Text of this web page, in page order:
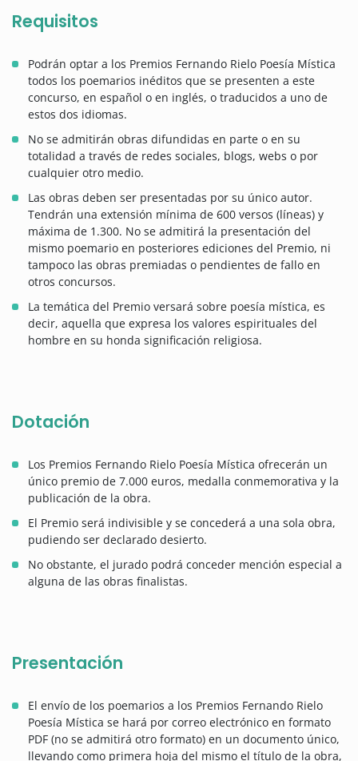
Requisitos
Podrán optar a los Premios Fernando Rielo Poesía Mística
todos los poemarios inéditos que se presenten a este
concurso, en español o en inglés, o traducidos a uno de
estos dos idiomas.
No se admitirán obras difundidas en parte o en su
totalidad a través de redes sociales, blogs, webs o por
cualquier otro medio.
Las obras deben ser presentadas por su único autor.
Tendrán una extensión mínima de 600 versos (líneas) y
máxima de 1.300. No se admitirá la presentación del
mismo poemario en posteriores ediciones del Premio, ni
tampoco las obras premiadas o pendientes de fallo en
otros concursos.
La temática del Premio versará sobre poesía mística, es
decir, aquella que expresa los valores espirituales del
hombre en su honda significación religiosa.
Dotación
Los Premios Fernando Rielo Poesía Mística ofrecerán un
único premio de 7.000 euros, medalla conmemorativa y la
publicación de la obra.
El Premio será indivisible y se concederá a una sola obra,
pudiendo ser declarado desierto.
No obstante, el jurado podrá conceder mención especial a
alguna de las obras finalistas.
Presentación
El envío de los poemarios a los Premios Fernando Rielo
Poesía Mística se hará por correo electrónico en formato
PDF (no se admitirá otro formato) en un documento único,
llevando como primera hoja del mismo el título de la obra,